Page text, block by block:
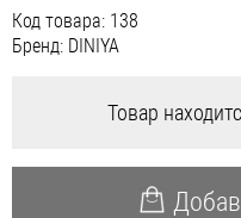
Код товара: 138
Бренд: DINIYA
Товар